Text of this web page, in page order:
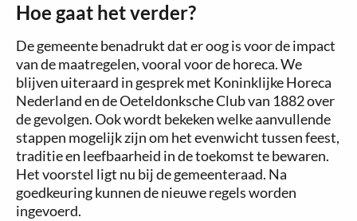
Hoe gaat het verder?
De gemeente benadrukt dat er oog is voor de impact
van de maatregelen, vooral voor de horeca. We
blijven uiteraard in gesprek met Koninklijke Horeca
Nederland en de Oeteldonksche Club van 1882 over
de gevolgen. Ook wordt bekeken welke aanvullende
stappen mogelijk zijn om het evenwicht tussen feest,
traditie en leefbaarheid in de toekomst te bewaren.
Het voorstel ligt nu bij de gemeenteraad. Na
goedkeuring kunnen de nieuwe regels worden
ingevoerd.